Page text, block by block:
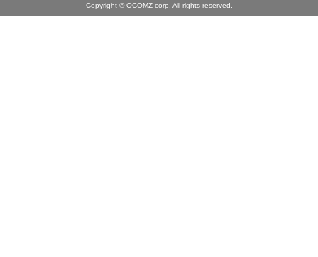
Copyright © OCOMZ corp. All rights reserved.